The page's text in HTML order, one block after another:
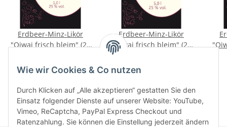
Wie wir Cookies & Co nutzen
Durch Klicken auf „Alle akzeptieren“ gestatten Sie den
Einsatz folgender Dienste auf unserer Website: YouTube,
Vimeo, ReCaptcha, PayPal Express Checkout und
Ratenzahlung. Sie können die Einstellung jederzeit ändern
Erdbeer-Minz-Likör
"Oiwai frisch bleim" (25
22,90 € pro 1 l
Erdbeer-Minz-Likör
"Oiwai frisch bleim" (25
% vol.) 5,0 l Kanister
20,98 € pro 1 l